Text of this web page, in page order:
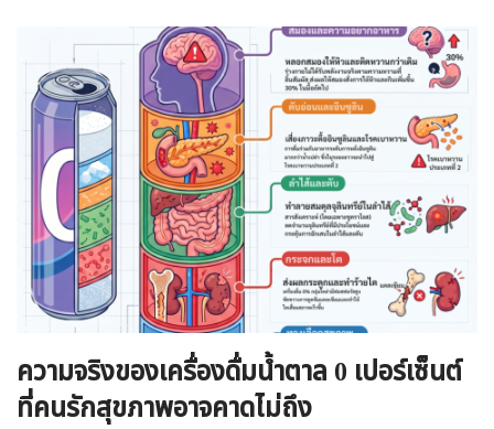
ความจริงของเครื่องดื่มน้ำตาล 0 เปอร์เซ็นต์
ที่คนรักสุขภาพอาจคาดไม่ถึง